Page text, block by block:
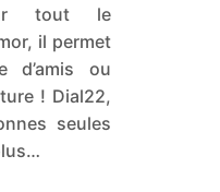
tout le
il permet
d’amis ou
! Dial22,
seules